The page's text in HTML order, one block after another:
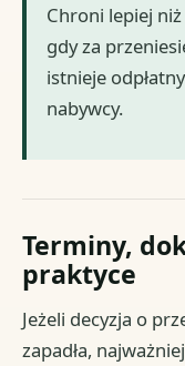
Chroni lepiej
gdy za
istnieje
nabywcy.
Terminy,
praktyce
Jeżeli decyzja o
zapadła,